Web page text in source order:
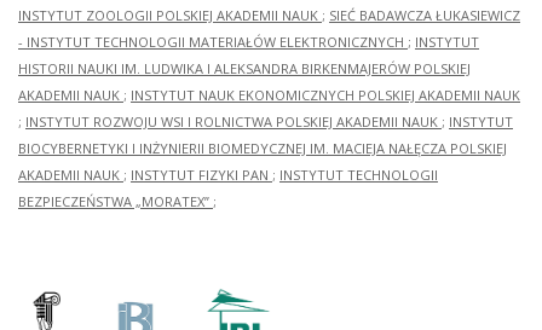
INSTYTUT ZOOLOGII POLSKIEJ AKADEMII NAUK ; SIEĆ BADAWCZA ŁUKASIEWICZ
- INSTYTUT TECHNOLOGII MATERIAŁÓW ELEKTRONICZNYCH ; INSTYTUT
HISTORII NAUKI IM. LUDWIKA I ALEKSANDRA BIRKENMAJERÓW POLSKIEJ
AKADEMII NAUK ; INSTYTUT NAUK EKONOMICZNYCH POLSKIEJ AKADEMII NAUK
; INSTYTUT ROZWOJU WSI I ROLNICTWA POLSKIEJ AKADEMII NAUK ; INSTYTUT
BIOCYBERNETYKI I INŻYNIERII BIOMEDYCZNEJ IM. MACIEJA NAŁĘCZA POLSKIEJ
AKADEMII NAUK ; INSTYTUT FIZYKI PAN ; INSTYTUT TECHNOLOGII
BEZPIECZEŃSTWA „MORATEX” ;